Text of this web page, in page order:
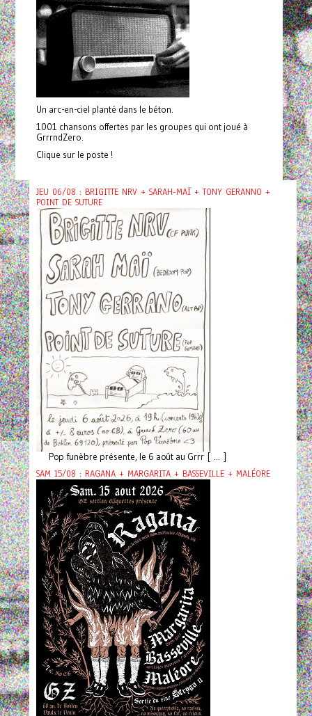
Un arc-en-ciel planté dans le béton.
1001 chansons offertes par les groupes qui ont joué à
GrrrndZero.
Clique sur le poste !
JEU 06/08 : BRIGITTE NRV + SARAH-MAÏ + TONY GERANNO +
POINT DE SUTURE
Pop funèbre présente, le 6 août au Grrr [ ... ]
SAM 15/08 : RAGANA + MARGARITA + BASSEVILLE + MALÉORE